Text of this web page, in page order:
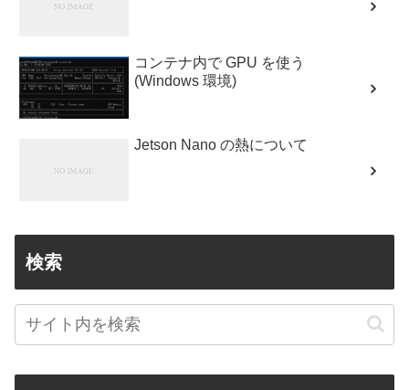
コンテナ内で GPU を使う
(Windows 環境)
Jetson Nano の熱について
検索